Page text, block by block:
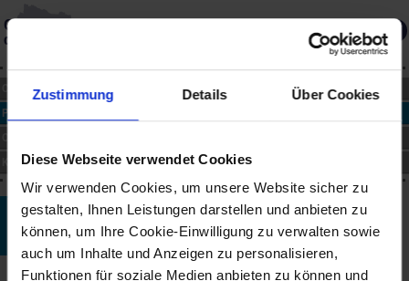
Zustimmung Details Über Cookies
Diese Webseite verwendet Cookies
Wir verwenden Cookies, um unsere Website sicher zu
gestalten, Ihnen Leistungen darstellen und anbieten zu
können, um Ihre Cookie-Einwilligung zu verwalten sowie
auch um Inhalte und Anzeigen zu personalisieren,
Funktionen für soziale Medien anbieten zu können und
Gedächtnis
des Landes
Merkliste
CHRONIK
PERSONEN
KUNST
Franz Joseph Pfeiffer
*16.11.1733 bis †23.12.1802